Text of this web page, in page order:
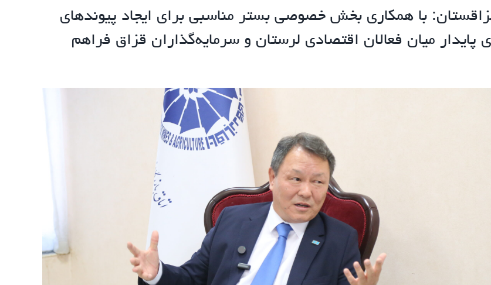
با همکاری بخش خصوصی بستر مناسبی برای ایجاد پیوندهای
پایدار میان فعالان اقتصادی لرستان و سرمایه‌گذاران قزاق فراهم